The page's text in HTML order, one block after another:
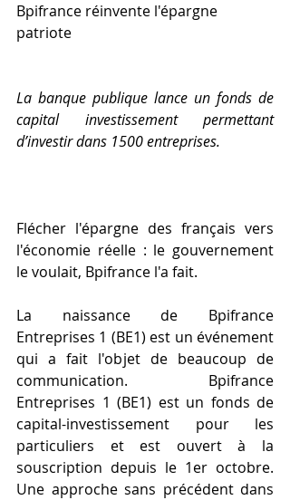
Bpifrance réinvente l'épargne
patriote
La banque publique lance un fonds de
capital investissement permettant
d’investir dans 1500 entreprises.
Flécher l'épargne des français vers
l'économie réelle : le gouvernement
le voulait, Bpifrance l'a fait.
La naissance de Bpifrance
Entreprises 1 (BE1) est un événement
qui a fait l'objet de beaucoup de
communication. Bpifrance
Entreprises 1 (BE1) est un fonds de
capital-investissement pour les
particuliers et est ouvert à la
souscription depuis le 1er octobre.
Une approche sans précédent dans